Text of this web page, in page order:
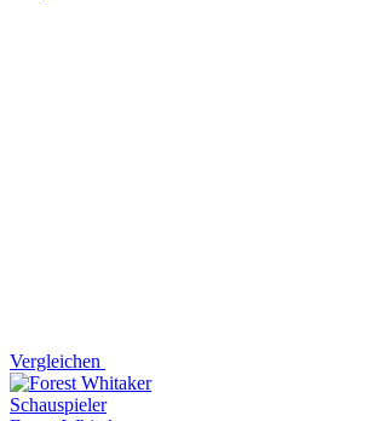
Vergleichen
Schauspieler